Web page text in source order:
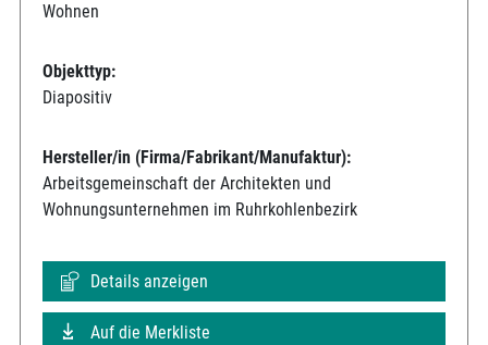
Wohnen
Objekttyp:
Diapositiv
Hersteller/in (Firma/Fabrikant/Manufaktur):
Arbeitsgemeinschaft der Architekten und
Wohnungsunternehmen im Ruhrkohlenbezirk
Details anzeigen
Auf die Merkliste